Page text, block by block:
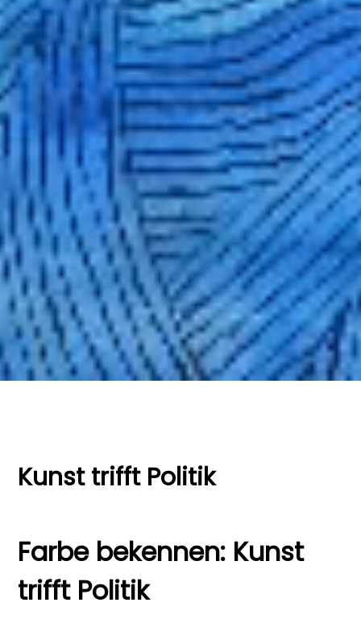
Kunst trifft Politik
Farbe bekennen: Kunst
trifft Politik